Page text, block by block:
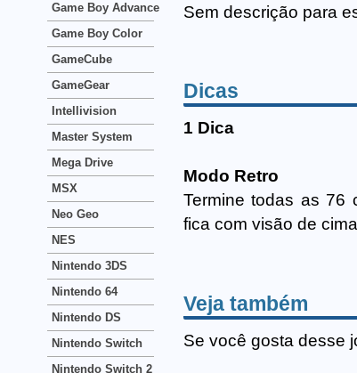
Sem descrição para
Dicas
1 Dica
Modo Retro
Termine todas as 76
fica com visão de
Veja também
Se você gosta desse
Game Boy Advance
Game Boy Color
GameCube
GameGear
Intellivision
Master System
Mega Drive
MSX
Neo Geo
NES
Nintendo 3DS
Nintendo 64
Nintendo DS
Nintendo Switch
Nintendo Switch 2